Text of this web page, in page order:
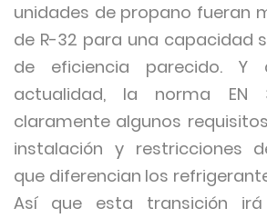
unidades de propano fueran
de R-32 para una capacidad
de eficiencia parecido. Y
actualidad, la norma EN
claramente algunos
instalación y restricciones
que diferencian los
Así que esta transición